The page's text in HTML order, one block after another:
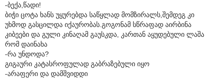
-ბექა,წადი!
ბიჭი ცოტა ხანს უყურებდა საწყლად მომზირალს,შემდეგ კი
უხმოდ გასცილდა იქაურობას.გოგონამ სწრაფად აირბინა
კიბეები და გული კინაღამ გაუსკდა, კართან აყუდებული ლაშა
რომ დაინახა
-რა უნდოდა?
გიგაური კატასროფულად გაბრაზებული იყო
-არაფერი და დამშვიდდი